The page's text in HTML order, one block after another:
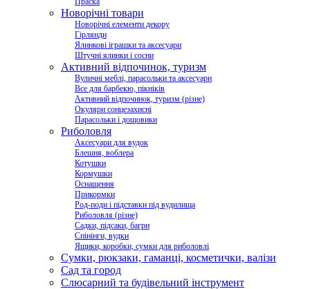
Новорічні товари
Новорічні елементи декору
Гірлянди
Ялинкові іграшки та аксесуари
Штучні ялинки і сосни
Активний відпочинок, туризм
Вуличні меблі, парасольки та аксесуари
Все для барбекю, пікніків
Активний відпочинок, туризм (різне)
Окуляри сонцезахисні
Парасольки і дощовики
Риболовля
Аксесуари для вудок
Блешня, воблера
Котушки
Кормушки
Оснащення
Прикормки
Род-поди і підставки під вудилища
Риболовля (різне)
Садки, підсаки, багри
Спінінги, вудки
Ящики, коробки, сумки для риболовлі
Сумки, рюкзаки, гаманці, косметички, валізи
Сад та город
Слюсарний та будівельний інструмент